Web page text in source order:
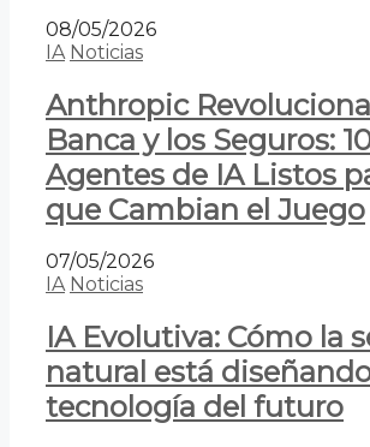
08/05/2026
IA Noticias
Anthropic
Banca y los Seguros:
Agentes de IA Listos
que Cambian el Juego
07/05/2026
IA Noticias
IA Evolutiva: Cómo la
natural está
tecnología del futuro